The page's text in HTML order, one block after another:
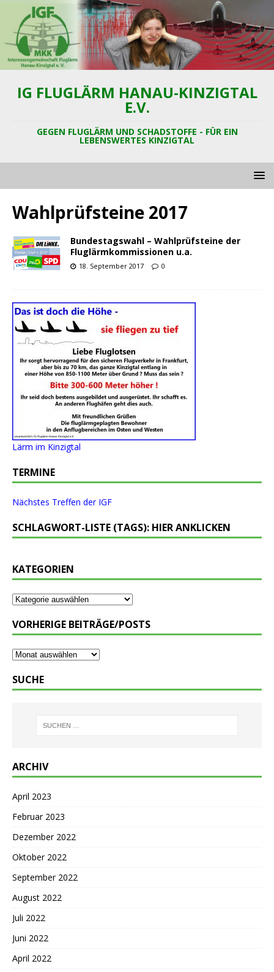
IG FLUGLÄRM HANAU-KINZIGTAL
E.V.
GEGEN FLUGLÄRM UND SCHADSTOFFE - FÜR EIN
LEBENSWERTES KINZIGTAL
Wahlprüfsteine 2017
Bundestagswahl – Wahlprüfsteine der
Fluglärmkommissionen u.a.
18. September 2017 0
Lärm im Kinzigtal
TERMINE
Nächstes Treffen der IGF
SCHLAGWORT-LISTE (TAGS): HIER ANKLICKEN
KATEGORIEN
VORHERIGE BEITRÄGE/POSTS
SUCHE
ARCHIV
April 2023
Februar 2023
Dezember 2022
Oktober 2022
September 2022
August 2022
Juli 2022
Juni 2022
April 2022